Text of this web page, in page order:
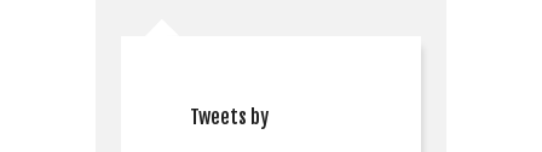
Tweets by